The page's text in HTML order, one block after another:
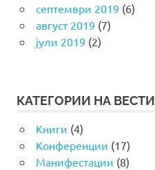
септември 2019 (6)
август 2019 (7)
јули 2019 (2)
КАТЕГОРИИ НА ВЕСТИ
Книги (4)
Конференции (17)
Манифестации (8)